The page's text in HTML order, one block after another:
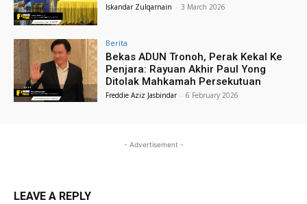
Iskandar Zulqarnain - 3 March 2026
Berita
Bekas ADUN Tronoh, Perak Kekal Ke
Penjara: Rayuan Akhir Paul Yong
Ditolak Mahkamah Persekutuan
Freddie Aziz Jasbindar - 6 February 2026
- Advertisement -
LEAVE A REPLY